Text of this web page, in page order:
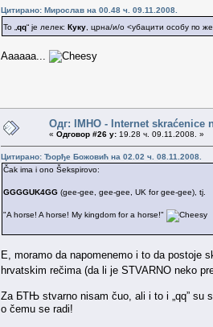
Цитирано: Мирослав на 00.48 ч. 09.11.2008.
То „ qq“ је лелек: Куку , црна/и/о <убацити особу по
Aaaaaa...
Одг: IMHO - Internet skraćenice
« Одговор #26 у: 19.28 ч. 09.11.2008. »
Цитирано: Ђорђе Божовић на 02.02 ч. 08.11.2008.
Čak ima i ono Šekspirovo:
GGGGUK4GG (gee-gee, gee-gee, UK for gee-gee), tj.
"A horse! A horse! My kingdom for a horse!"
E, moramo da napomenemo i to da postoje
hrvatskim rečima (da li je STVARNO neko
Za БТЊ stvarno nisam čuo, ali i to i „qq” su
o čemu se radi!